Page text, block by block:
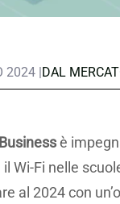
2024 |DAL
è
il Wi-Fi nelle
al 2024 con